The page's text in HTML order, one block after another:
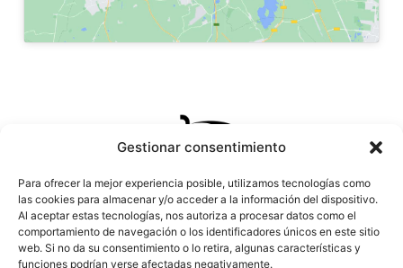
Gestionar consentimiento
Para ofrecer la mejor experiencia posible, utilizamos tecnologías como
las cookies para almacenar y/o acceder a la información del dispositivo.
Al aceptar estas tecnologías, nos autoriza a procesar datos como el
comportamiento de navegación o los identificadores únicos en este sitio
web. Si no da su consentimiento o lo retira, algunas características y
funciones podrían verse afectadas negativamente.